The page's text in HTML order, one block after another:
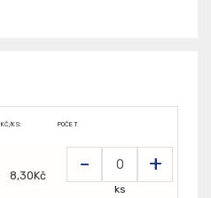
KČ/KS: POČET
8,30Kč - +
ks